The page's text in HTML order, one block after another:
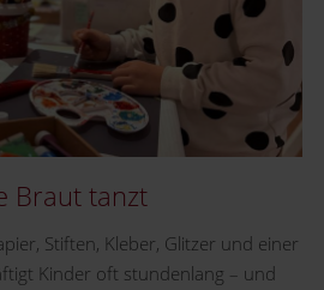
Braut tanzt
Stiften, Kleber, Glitzer und einer
Kinder oft stundenlang – und